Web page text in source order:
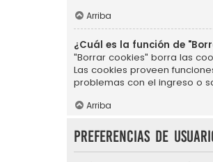
Arriba
¿Cuál es la función de
"Borrar cookies" borra las
Las cookies proveen
problemas con el ingreso o
Arriba
Preferencias de